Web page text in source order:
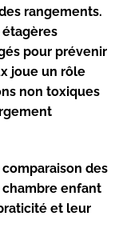
rangements.
pour prévenir
joue un rôle
non toxiques
des
enfant
et leur